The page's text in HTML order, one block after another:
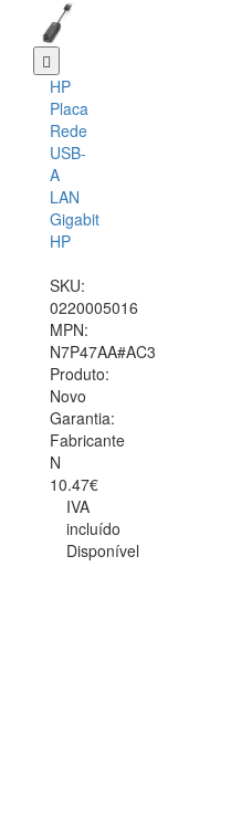
HP
Placa
Rede
USB-
A
LAN
Gigabit
HP
SKU:
0220005016
MPN:
N7P47AA#AC3
Produto:
Novo
Garantia:
Fabricante
N
10.47€
IVA
incluído
Disponível